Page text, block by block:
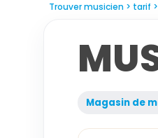
Trouver musicien tarif
Magasin de